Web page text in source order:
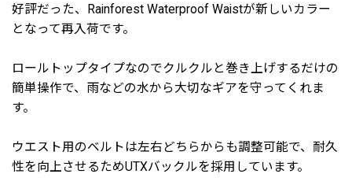
好評だった、Rainforest Waterproof Waistが新しいカラー
となって再入荷です。
ロールトップタイプなのでクルクルと巻き上げするだけの
簡単操作で、雨などの水から大切なギアを守ってくれま
す。
ウエスト用のベルトは左右どちらからも調整可能で、耐久
性を向上させるためUTXバックルを採用しています。